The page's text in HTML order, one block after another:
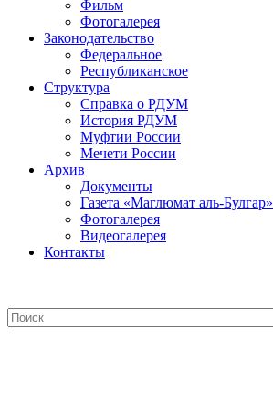
Фильм
Фотогалерея
Законодательство
Федеральное
Республиканское
Структура
Справка о РДУМ
История РДУМ
Муфтии России
Мечети России
Архив
Документы
Газета «Маглюмат аль-Булгар»
Фотогалерея
Видеогалерея
Контакты